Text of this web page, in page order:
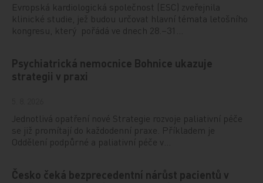
Evropská kardiologická společnost (ESC) zveřejnila
klinické studie, jež budou určovat hlavní témata letošního
kongresu, který pořádá ve dnech 28.–31…
Psychiatrická nemocnice Bohnice ukazuje
strategii v praxi
Jednotlivá opatření nové Strategie rozvoje paliativní péče
se již promítají do každodenní praxe. Příkladem je
Oddělení podpůrné a paliativní péče v…
Česko čeká bezprecedentní nárůst pacientů v